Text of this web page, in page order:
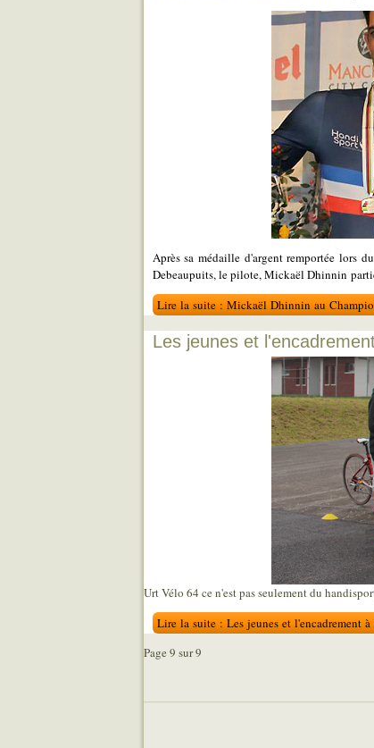
Après sa médaille d'argent remportée lors
Debeaupuits, le pilote, Mickaël Dhinnin
Lire la suite : Mickaël Dhinnin au
Les jeunes et
Urt Vélo 64 ce n'est pas seulement du
Lire la suite : Les jeunes et l'encadrement
Page 9 sur 9